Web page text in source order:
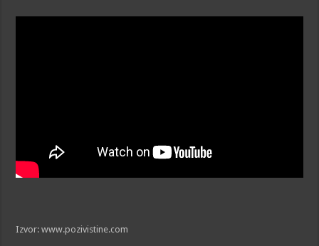
Izvor: www.pozivistine.com